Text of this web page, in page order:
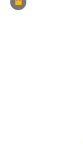
Premium